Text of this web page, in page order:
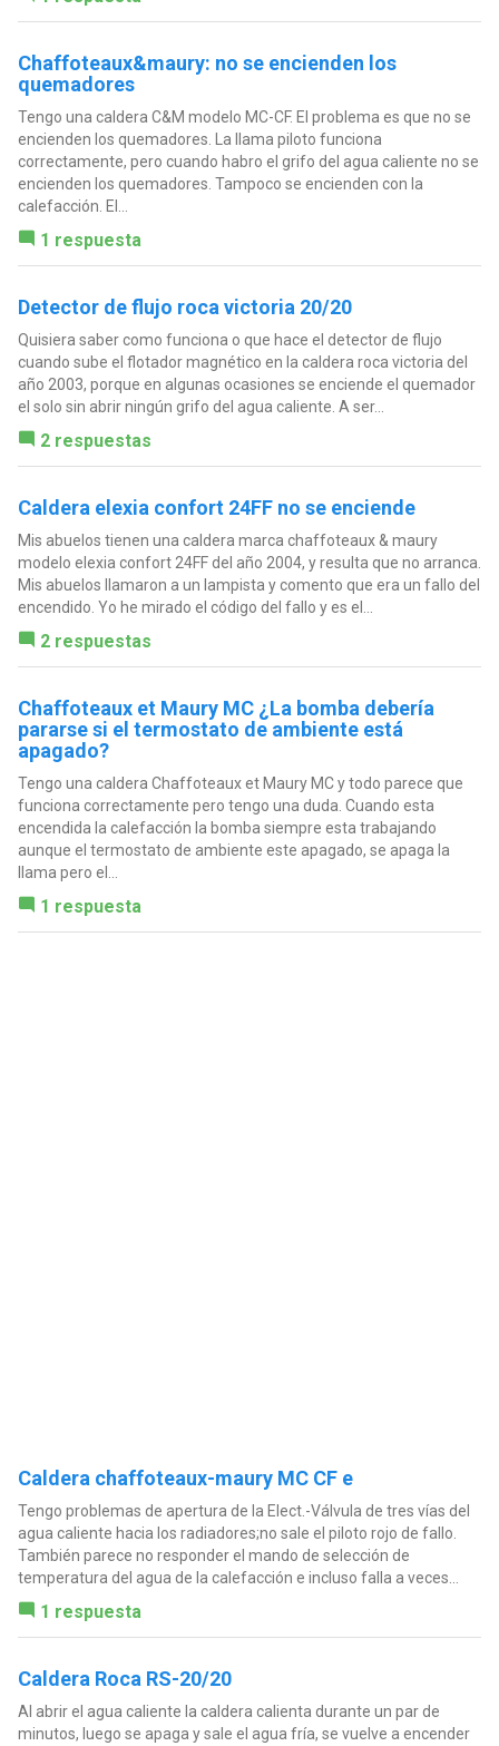
Chaffoteaux&maury: no se encienden los
quemadores
Tengo una caldera C&M modelo MC-CF. El problema es que no se
encienden los quemadores. La llama piloto funciona
correctamente, pero cuando habro el grifo del agua caliente no se
encienden los quemadores. Tampoco se encienden con la
calefacción. El...
1 respuesta
Detector de flujo roca victoria 20/20
Quisiera saber como funciona o que hace el detector de flujo
cuando sube el flotador magnético en la caldera roca victoria del
año 2003, porque en algunas ocasiones se enciende el quemador
el solo sin abrir ningún grifo del agua caliente. A ser...
2 respuestas
Caldera elexia confort 24FF no se enciende
Mis abuelos tienen una caldera marca chaffoteaux & maury
modelo elexia confort 24FF del año 2004, y resulta que no arranca.
Mis abuelos llamaron a un lampista y comento que era un fallo del
encendido. Yo he mirado el código del fallo y es el...
2 respuestas
Chaffoteaux et Maury MC ¿La bomba debería
pararse si el termostato de ambiente está
apagado?
Tengo una caldera Chaffoteaux et Maury MC y todo parece que
funciona correctamente pero tengo una duda. Cuando esta
encendida la calefacción la bomba siempre esta trabajando
aunque el termostato de ambiente este apagado, se apaga la
llama pero el...
1 respuesta
Caldera chaffoteaux-maury MC CF e
Tengo problemas de apertura de la Elect.-Válvula de tres vías del
agua caliente hacia los radiadores;no sale el piloto rojo de fallo.
También parece no responder el mando de selección de
temperatura del agua de la calefacción e incluso falla a veces...
1 respuesta
Caldera Roca RS-20/20
Al abrir el agua caliente la caldera calienta durante un par de
minutos, luego se apaga y sale el agua fría, se vuelve a encender